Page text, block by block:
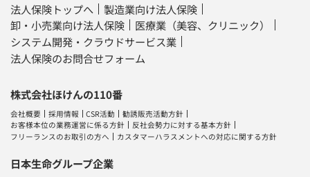
法人保険トップへ
製造業向け法人保険
卸・小売業向け法人保険
医療業（美容、クリニック）
システム開発・クラウドサービス業
法人保険のお問合せフォーム
株式会社ほけんの110番
会社概要 採用情報 CSR活動
勧誘販売活動方針
お客様本位の業務運営に係る方針
反社会勢力に対する基本方針
フリーランスのお取引の方へ
カスタマーハラスメントへの対応に関する方針
日本生命グループ企業